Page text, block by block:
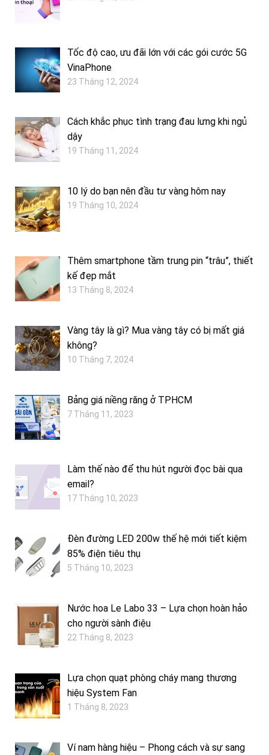
Tốc độ cao, ưu đãi lớn với các gói cước 5G
VinaPhone
23 Tháng 12, 2024
Cách khắc phục tình trạng đau lưng khi ngủ
dậy
19 Tháng 11, 2024
10 lý do bạn nên đầu tư vàng hôm nay
19 Tháng 10, 2024
Thêm smartphone tầm trung pin “trâu”, thiết
kế đẹp mắt
13 Tháng 8, 2024
Vàng tây là gì? Mua vàng tây có bị mất giá
không?
10 Tháng 7, 2024
Bảng giá niềng răng ở TPHCM
7 Tháng 11, 2023
Làm thế nào để thu hút người đọc bài qua
email?
17 Tháng 10, 2023
Đèn đường LED 200w thế hệ mới tiết kiệm
85% điện tiêu thụ
5 Tháng 10, 2023
Nước hoa Le Labo 33 – Lựa chọn hoàn hảo
cho người sành điệu
22 Tháng 8, 2023
Lựa chọn quạt phòng cháy mang thương
hiệu System Fan
1 Tháng 8, 2023
Ví nam hàng hiệu – Phong cách và sự sang